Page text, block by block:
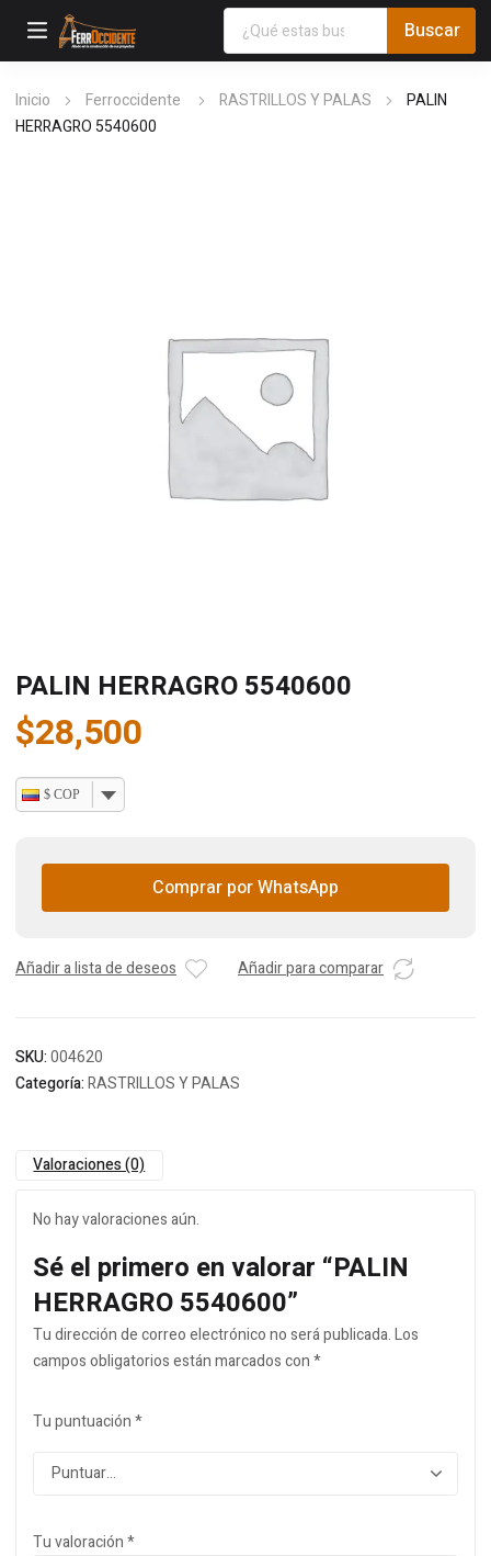
Inicio Ferroccidente RASTRILLOS Y PALAS
PALIN
HERRAGRO 5540600
PALIN HERRAGRO 5540600
$28,500
$ COP
Comprar por WhatsApp
Añadir a lista de deseos Añadir para comparar
SKU:004620
Categoría:RASTRILLOS Y PALAS
Valoraciones (0)
No hay valoraciones aún.
Sé el primero en valorar “PALIN
HERRAGRO 5540600”
Tu dirección de correo electrónico no será publicada.Los
campos obligatorios están marcados con*
Tu puntuación*
Tu valoración*